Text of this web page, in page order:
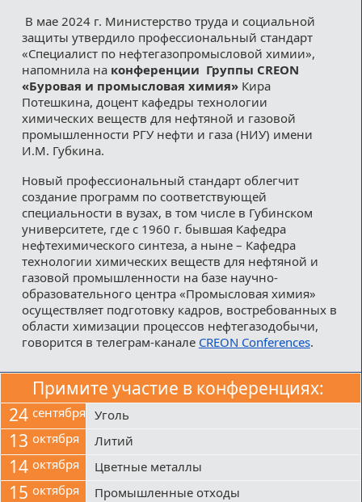
В мае 2024 г. Министерство труда и социальной
защиты утвердило профессиональный стандарт
«Специалист по нефтегазопромысловой химии»,
напомнила на конференции Группы CREON
«Буровая и промысловая химия»Кира
Потешкина, доцент кафедры технологии
химических веществ для нефтяной и газовой
промышленности РГУ нефти и газа (НИУ) имени
И.М. Губкина.
Новый профессиональный стандарт облегчит
создание программ по соответствующей
специальности в вузах, в том числе в Губинском
университете, где с 1960 г. бывшая Кафедра
нефтехимического синтеза, а ныне – Кафедра
технологии химических веществ для нефтяной и
газовой промышленности на базе научно-
образовательного центра «Промысловая химия»
осуществляет подготовку кадров, востребованных в
области химизации процессов нефтегазодобычи,
говорится в телеграм-канале CREON Conferences.
Примите участие в конференциях:
24 сентября Уголь
13 октября Литий
14 октября Цветные металлы
15 октября Промышленные отходы